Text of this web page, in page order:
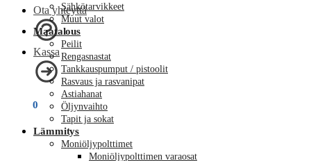
Ota yhteyttä
Kassa
0
Sähkötarvikkeet
Muut valot
Maatalous
Peilit
Rengasnastat
Tankkauspumput / pistoolit
Rasvaus ja rasvanipat
Astiahanat
Öljynvaihto
Tapit ja sokat
Lämmitys
Moniöljypolttimet
Moniöljypolttimen varaosat